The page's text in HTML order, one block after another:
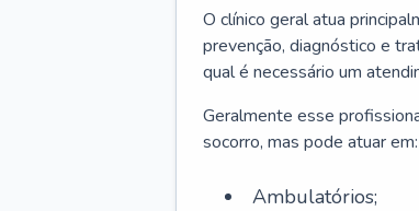
O clínico geral atua
prevenção, diagnóstico e
qual é necessário um
Geralmente esse
socorro, mas pode atuar em:
Ambulatórios;